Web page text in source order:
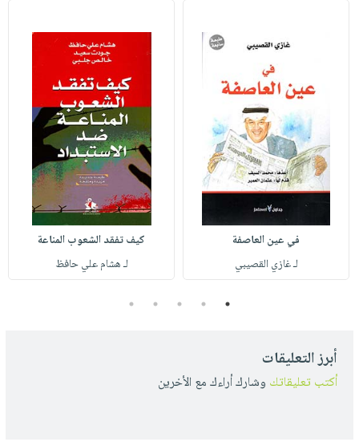
في عين العاصفة
لـ غازي القصيبي
كيف تفقد الشعوب المناعة
لـ هشام علي حافظ
1
2
3
4
5
أبرز التعليقات
أكتب تعليقاتك وشارك أراءك مع الأخرين